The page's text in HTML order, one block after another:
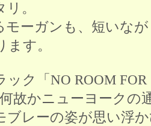
。
ーガンも、短いな
す。
ク「NO ROOM FOR
故かニューヨークの
ブレーの姿が思い浮